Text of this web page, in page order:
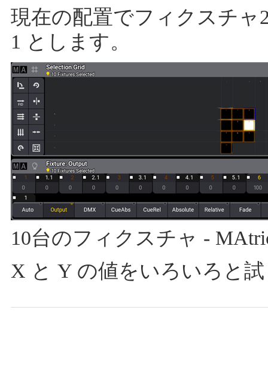
現在の配置でフィクスチャ
1 とします。
10台のフィクスチャ -
X と Y の値をいろいろと